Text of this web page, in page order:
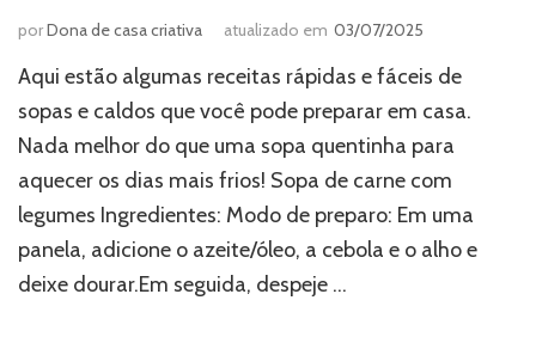
porDona de casa criativa atualizado em 03/07/2025
Aqui estão algumas receitas rápidas e fáceis de
sopas e caldos que você pode preparar em casa.
Nada melhor do que uma sopa quentinha para
aquecer os dias mais frios! Sopa de carne com
legumes Ingredientes: Modo de preparo: Em uma
panela, adicione o azeite/óleo, a cebola e o alho e
deixe dourar.Em seguida, despeje …